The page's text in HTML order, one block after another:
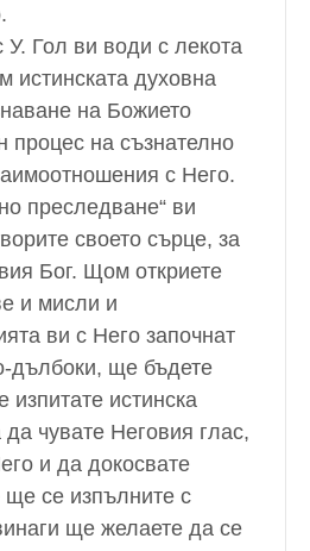
Гол ви води с лекота
истинската духовна
на Божието
процес на съзнателно
с Него.
преследване“ ви
своето сърце, за
Бог. Щом откриете
и мисли и
ви с Него започнат
дълбоки, ще бъдете
истинска
чувате Неговия глас,
и да докосвате
се изпълните с
ще желаете да се